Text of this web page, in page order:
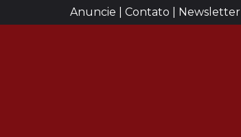
Anuncie | Contato | Newsletter